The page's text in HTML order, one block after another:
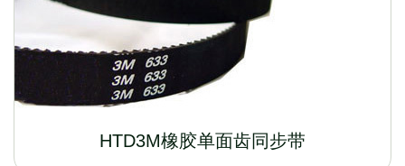
HTD3M橡胶单面齿同步带